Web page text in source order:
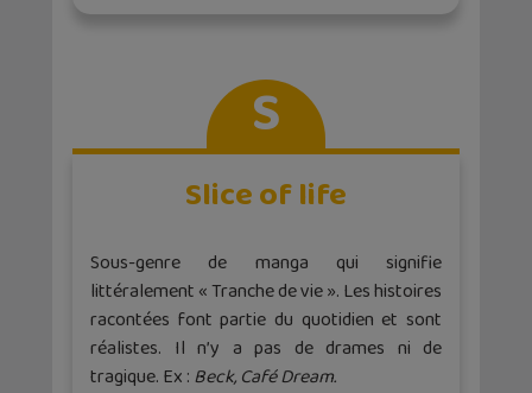
S
Slice of life
Sous-genre de manga qui signifie
littéralement « Tranche de vie ». Les histoires
racontées font partie du quotidien et sont
réalistes. Il n’y a pas de drames ni de
tragique. Ex : Beck, Café Dream.